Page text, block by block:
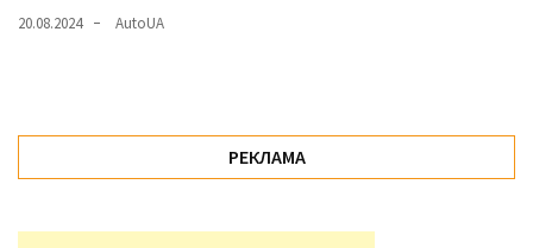
20.08.2024 AutoUA
РЕКЛАМА